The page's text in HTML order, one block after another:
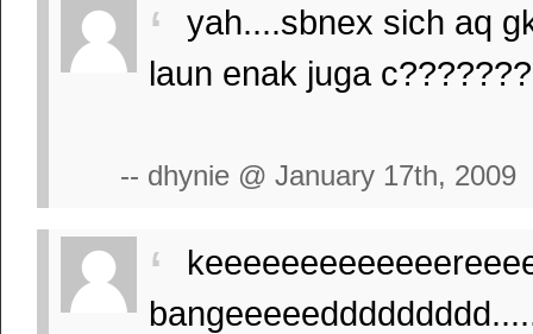
yah....sbnex sich aq
laun enak juga
-- dhynie @ January 17th, 2009